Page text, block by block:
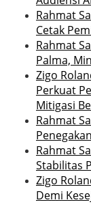
Rahmat
Cetak
Rahmat
Palma,
Zigo
Perkuat
Mitigasi
Rahmat
Rahmat
Stabilitas
Zigo
Demi